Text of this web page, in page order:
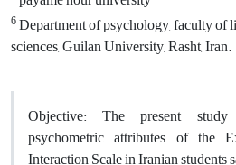
6Department of psychology, faculty of
sciences, Guilan University, Rasht, Iran.
Objective: The present
psychometric attributes of the
Interaction Scale in Iranian students